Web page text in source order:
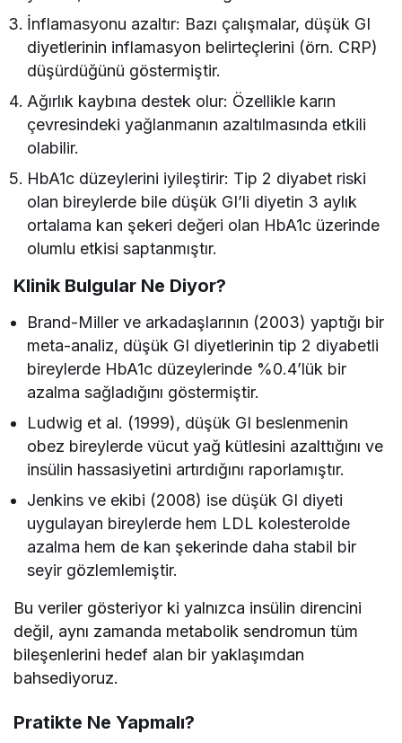
İnflamasyonu azaltır: Bazı çalışmalar, düşük GI
diyetlerinin inflamasyon belirteçlerini (örn. CRP)
düşürdüğünü göstermiştir.
Ağırlık kaybına destek olur: Özellikle karın
çevresindeki yağlanmanın azaltılmasında etkili
olabilir.
HbA1c düzeylerini iyileştirir: Tip 2 diyabet riski
olan bireylerde bile düşük GI’li diyetin 3 aylık
ortalama kan şekeri değeri olan HbA1c üzerinde
olumlu etkisi saptanmıştır.
Klinik Bulgular Ne Diyor?
Brand-Miller ve arkadaşlarının (2003) yaptığı bir
meta-analiz, düşük GI diyetlerinin tip 2 diyabetli
bireylerde HbA1c düzeylerinde %0.4’lük bir
azalma sağladığını göstermiştir.
Ludwig et al. (1999), düşük GI beslenmenin
obez bireylerde vücut yağ kütlesini azalttığını ve
insülin hassasiyetini artırdığını raporlamıştır.
Jenkins ve ekibi (2008) ise düşük GI diyeti
uygulayan bireylerde hem LDL kolesterolde
azalma hem de kan şekerinde daha stabil bir
seyir gözlemlemiştir.
Bu veriler gösteriyor ki yalnızca insülin direncini
değil, aynı zamanda metabolik sendromun tüm
bileşenlerini hedef alan bir yaklaşımdan
bahsediyoruz.
Pratikte Ne Yapmalı?